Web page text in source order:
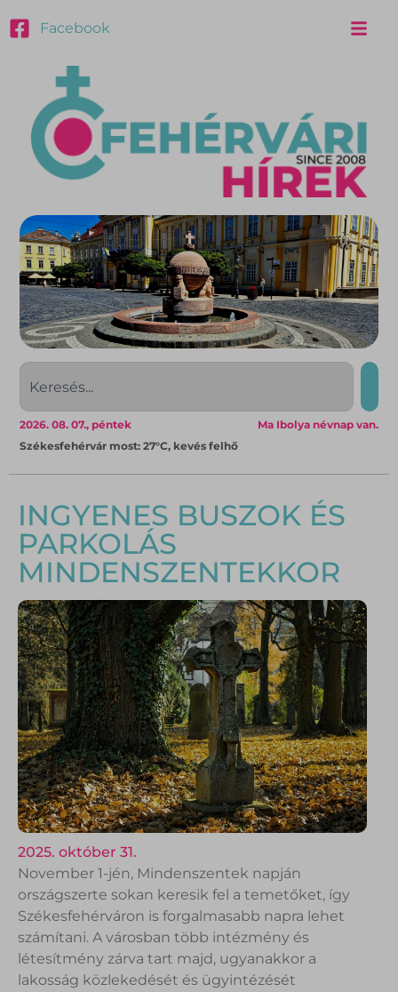
Facebook
Ma Ibolya névnap van.
2026. 08. 07., péntek
Székesfehérvár most: 27°C, kevés felhő
INGYENES BUSZOK ÉS
PARKOLÁS
MINDENSZENTEKKOR
2025. október 31.
November 1-jén, Mindenszentek napján
országszerte sokan keresik fel a temetőket, így
Székesfehérváron is forgalmasabb napra lehet
számítani. A városban több intézmény és
létesítmény zárva tart majd, ugyanakkor a
lakosság közlekedését és ügyintézését